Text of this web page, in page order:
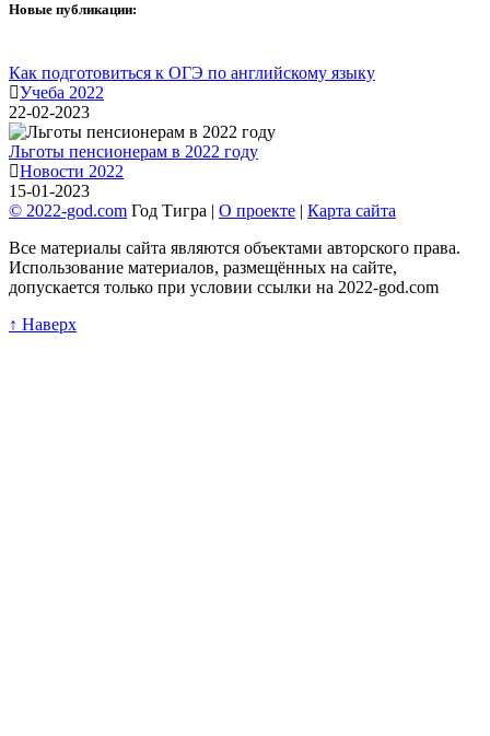
Новые публикации:
Как подготовиться к ОГЭ по английскому языку
Учеба 2022
22-02-2023
Льготы пенсионерам в 2022 году
Новости 2022
15-01-2023
© 2022-god.com Год Тигра | О проекте | Карта сайта
Все материалы сайта являются объектами авторского права.
Использование материалов, размещённых на сайте,
допускается только при условии ссылки на 2022-god.com
↑ Наверх